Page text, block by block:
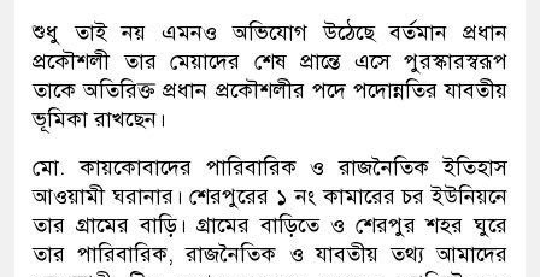
শুধু তাই নয় এমনও অভিযোগ উঠেছে বর্তমান প্রধান
প্রকৌশলী তার মেয়াদের শেষ প্রান্তে এসে পুরস্কারস্বরূপ
তাকে অতিরিক্ত প্রধান প্রকৌশলীর পদে পদোন্নতির যাবতীয়
ভূমিকা রাখছেন।
মো. কায়কোবাদের পারিবারিক ও রাজনৈতিক ইতিহাস
আওয়ামী ঘরানার। শেরপুরের ১ নং কামারের চর ইউনিয়নে
তার গ্রামের বাড়ি। গ্রামের বাড়িতে ও শেরপুর শহর ঘুরে
তার পারিবারিক, রাজনৈতিক ও যাবতীয় তথ্য আমাদের